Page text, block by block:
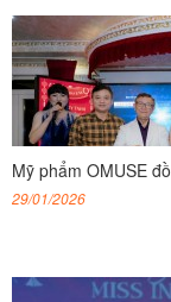
Mỹ phẩm OMUSE
29/01/2026